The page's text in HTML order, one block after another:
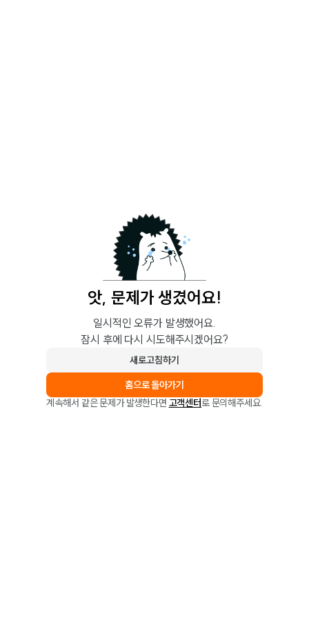
앗, 문제가 생겼어요!
일시적인 오류가 발생했어요.
잠시 후에 다시 시도해주시겠어요?
새로고침하기
홈으로 돌아가기
계속해서 같은 문제가 발생한다면 고객센터로 문의해주세요.